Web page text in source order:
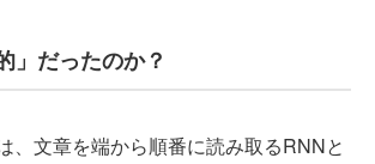
」だったのか？
、文章を端から順番に読み取るRNNと